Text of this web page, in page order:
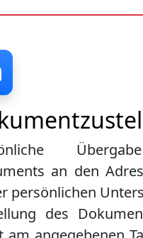
an den
persönlichen
des